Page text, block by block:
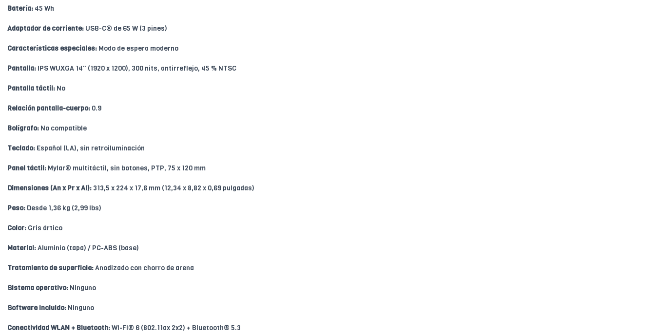
Batería: 45 Wh
Adaptador de corriente: USB-C® de 65 W (3 pines)
Características especiales: Modo de espera moderno
Pantalla: IPS WUXGA 14" (1920 x 1200), 300 nits, antirreflejo, 45 % NTSC
Pantalla táctil: No
Relación pantalla-cuerpo: 0.9
Bolígrafo: No compatible
Teclado: Español (LA), sin retroiluminación
Panel táctil: Mylar® multitáctil, sin botones, PTP, 75 x 120 mm
Dimensiones (An x Pr x Al): 313,5 x 224 x 17,6 mm (12,34 x 8,82 x 0,69 pulgadas)
Peso: Desde 1,36 kg (2,99 lbs)
Color: Gris ártico
Material:Aluminio (tapa) / PC-ABS (base)
Tratamiento de superficie:Anodizado con chorro de arena
Sistema operativo: Ninguno
Software incluido: Ninguno
Conectividad WLAN + Bluetooth:Wi-Fi® 6 (802.11ax 2x2) + Bluetooth® 5.3